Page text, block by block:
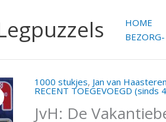
HOME
1000 stukjes, Jan van Haasteren
RECENT TOEGEVOEGD (sinds
JvH: De